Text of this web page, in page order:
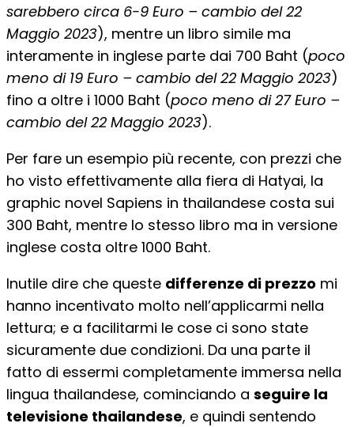
sarebbero circa 6-9 Euro – cambio del 22
Maggio 2023), mentre un libro simile ma
interamente in inglese parte dai 700 Baht (poco
meno di 19 Euro – cambio del 22 Maggio 2023)
fino a oltre i 1000 Baht (poco meno di 27 Euro –
cambio del 22 Maggio 2023).
Per fare un esempio più recente, con prezzi che
ho visto effettivamente alla fiera di Hatyai, la
graphic novel Sapiens in thailandese costa sui
300 Baht, mentre lo stesso libro ma in versione
inglese costa oltre 1000 Baht.
Inutile dire che queste differenze di prezzo mi
hanno incentivato molto nell’applicarmi nella
lettura; e a facilitarmi le cose ci sono state
sicuramente due condizioni. Da una parte il
fatto di essermi completamente immersa nella
lingua thailandese, cominciando a seguire la
televisione thailandese, e quindi sentendo